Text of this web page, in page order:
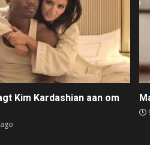
Kim Kardashian aan om